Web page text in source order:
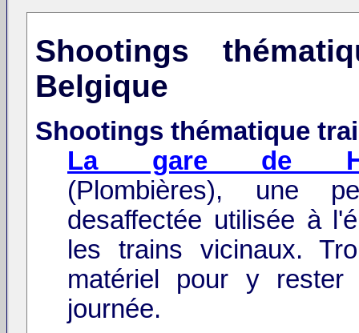
Shootings
Belgique
Shootings thématique
La gare de
(Plombières), une
desaffectée utilisée à
les trains vicinaux.
matériel pour y rester
journée.